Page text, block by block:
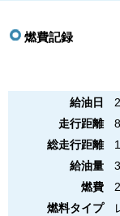
燃費記録
給油日
走行距離
総走行距離
給油量
燃費
燃料タイプ